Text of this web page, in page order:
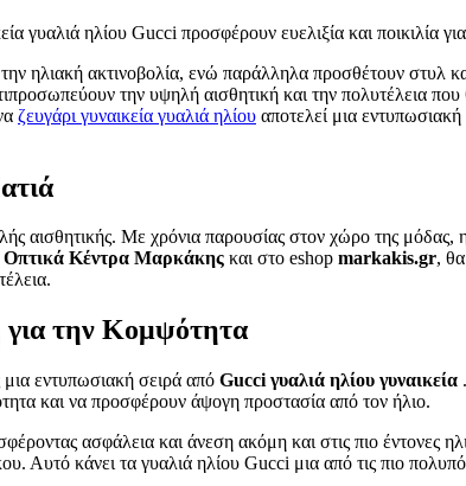
γυαλιά ηλίου Gucci προσφέρουν ευελιξία και ποικιλία
ηλιακή ακτινοβολία, ενώ παράλληλα προσθέτουν στυλ
την υψηλή αισθητική και την πολυτέλεια
ζευγάρι γυναικεία γυαλιά ηλίου αποτελεί μια
αισθητικής. Με χρόνια παρουσίας στον χώρο της μόδας,
Οπτικά Κέντρα Μαρκάκης και στο eshop markakis.gr,
για την Κομψότητα
εντυπωσιακή σειρά από Gucci γυαλιά ηλίου γυναικεία
και να προσφέρουν άψογη προστασία από τον ήλιο.
ασφάλεια και άνεση ακόμη και στις πιο έντονες
Αυτό κάνει τα γυαλιά ηλίου Gucci μια από τις πιο